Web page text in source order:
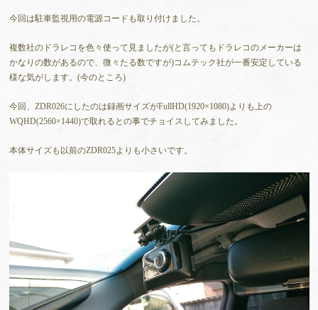
今回は駐車監視用の電源コードも取り付けました。
複数社のドラレコを色々使って見ましたが(と言ってもドラレコのメーカーは
かなりの数があるので、微々たる数ですが)コムテック社が一番安定している
様な気がします。(今のところ)
今回、ZDR026にしたのは録画サイズがFullHD(1920×1080)よりも上の
WQHD(2560×1440)で取れるとの事でチョイスしてみました。
本体サイズも以前のZDR025よりも小さいです。